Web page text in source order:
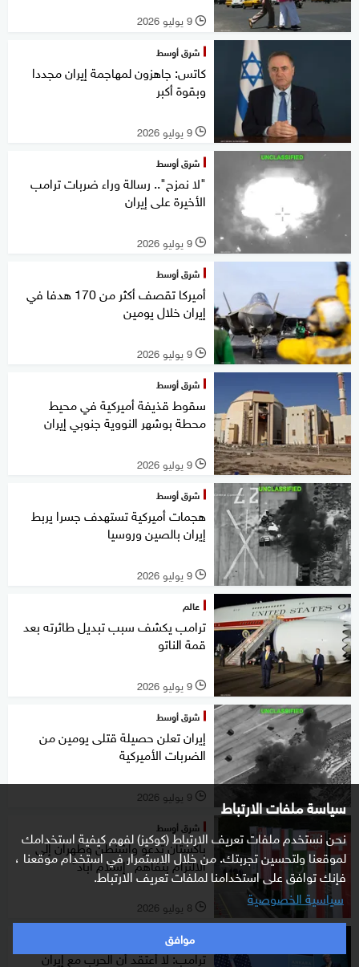
سياسة ملفات الارتباط
نحن نستخدم ملفات تعريف الارتباط (كوكيز) لفهم كيفية استخدامك
لموقعنا ولتحسين تجربتك. من خلال الاستمرار في استخدام موقعنا ،
فإنك توافق على استخدامنا لملفات تعريف الارتباط.
سياسية الخصوصية
موافق
l 9 يوليو 2026
شرق أوسط
كاتس: جاهزون لمهاجمة إيران مجددا
وبقوة أكبر
l 9 يوليو 2026
شرق أوسط
"لا نمزح".. رسالة وراء ضربات ترامب
الأخيرة على إيران
l 9 يوليو 2026
شرق أوسط
أميركا تقصف أكثر من 170 هدفا في
إيران خلال يومين
l 9 يوليو 2026
شرق أوسط
سقوط قذيفة أميركية في محيط
محطة بوشهر النووية جنوبي إيران
l 9 يوليو 2026
شرق أوسط
هجمات أميركية تستهدف جسرا يربط
إيران بالصين وروسيا
l 9 يوليو 2026
عالم
ترامب يكشف سبب تبديل طائرته بعد
قمة الناتو
l 9 يوليو 2026
شرق أوسط
إيران تعلن حصيلة قتلى يومين من
الضربات الأميركية
l 9 يوليو 2026
شرق أوسط
باكستان تدعو واشنطن وطهران إلى
الالتزام بتفاهم "إسلام آباد"
l 8 يوليو 2026
شرق أوسط
ترامب: لا أعتقد أن الحرب مع إيران